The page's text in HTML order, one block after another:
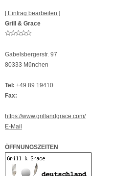
[ Eintrag bearbeiten ]
Grill & Grace
Gabelsbergerstr. 97
80333 München
Tel: +49 89 19410
Fax:
https://www.grillandgrace.com/
E-Mail
ÖFFNUNGSZEITEN